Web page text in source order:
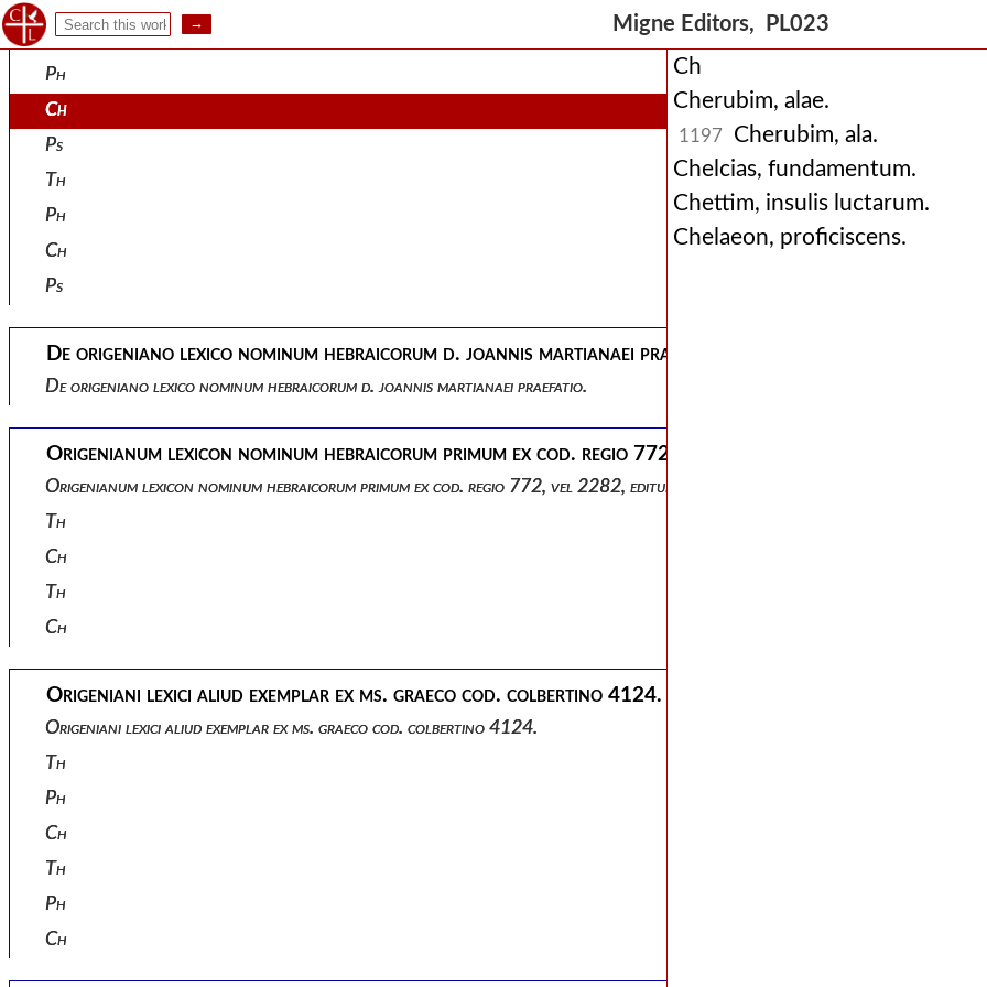
Migne Editors, PL023
Th
Ph
Ch
Ps
Th
Ph
Ch
Ps
De origeniano lexico nominum hebraicorum d. joannis martianaei praefatio.
De origeniano lexico nominum hebraicorum d. joannis martianaei praefatio.
Origenianum lexicon nominum hebraicorum primum ex cod. regio 772, vel 2282, editum, ex vaticano
Origenianum lexicon nominum hebraicorum primum ex cod. regio 772, vel 2282, editum, ex vaticano 1456, multo accuratius,
Th
Ch
Th
Ch
Origeniani lexici aliud exemplar ex ms. graeco cod. colbertino 4124.
Origeniani lexici aliud exemplar ex ms. graeco cod. colbertino 4124.
Th
Ph
Ch
Th
Ph
Ch
Ch
Cherubim, alae.
1197
Cherubim, ala.
Chelcias, fundamentum.
Chettim, insulis luctarum.
Chelaeon, proficiscens.